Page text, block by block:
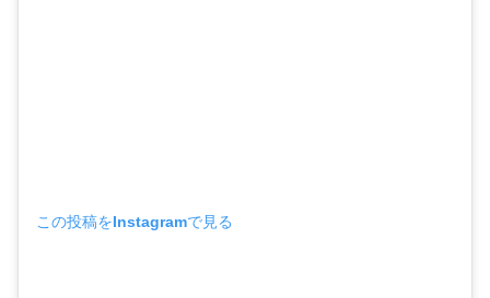
この投稿をInstagramで見る